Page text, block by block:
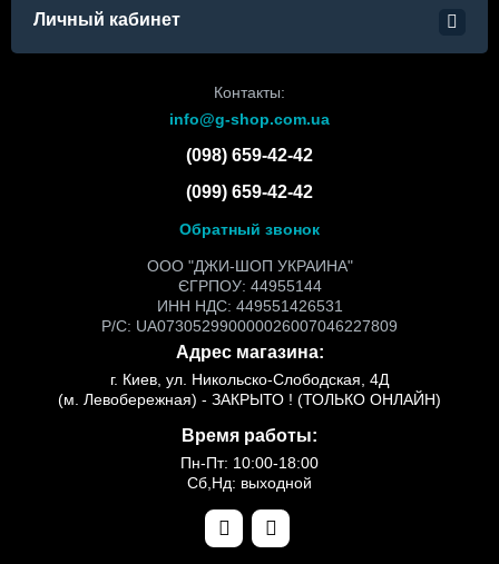
Личный кабинет
Контакты:
info@g-shop.com.ua
(098) 659-42-42
(099) 659-42-42
Обратный звонок
ООО "ДЖИ-ШОП УКРАИНА"
ЄГРПОУ: 44955144
ИНН НДС: 449551426531
Р/С: UA073052990000026007046227809
Адрес магазина:
г. Киев, ул. Никольско-Слободская, 4Д
(м. Левобережная) - ЗАКРЫТО ! (ТОЛЬКО ОНЛАЙН)
Время работы:
Пн-Пт: 10:00-18:00
Сб,Нд: выходной